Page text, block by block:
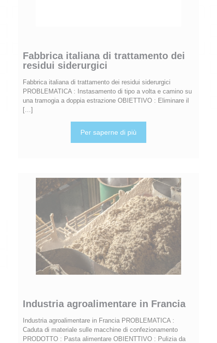
Fabbrica italiana di trattamento dei
residui siderurgici
Fabbrica italiana di trattamento dei residui siderurgici
PROBLEMATICA : Instasamento di tipo a volta e camino su
una tramogia a doppia estrazione OBIETTIVO : Eliminare il
[…]
Per saperne di più
Industria agroalimentare in Francia
Industria agroalimentare in Francia PROBLEMATICA :
Caduta di materiale sulle macchine di confezionamento
PRODOTTO : Pasta alimentare OBIENTTIVO : Pulizia da